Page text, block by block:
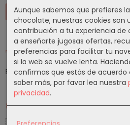
Tu Carrito (0)
El carrito de la compra está vacío
Cupones
Aunque sabemos que prefieres
chocolate, nuestras cookies son
contribución a tu experiencia de
a enseñarte jugosas ofertas,
preferencias para facilitar tu
si la web se vuelve lenta.
confirmas que estás de acuerdo
saber más, por favor lea nuestra
privacidad.